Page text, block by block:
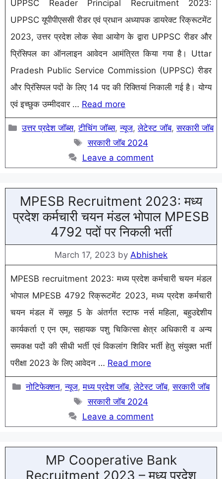
UPPSC Reader Principal Recruitment 2023:
UPPSC यूपीपीएससी रीडर एवं प्रधान अध्यापक डायरेक्ट रिक्रूटमेंट
2023, उत्तर प्रदेश लोक सेवा आयोग के द्वारा UPPSC रीडर और
प्रिंसिपल का ऑनलाइन आवेदन आमंत्रित किया गया है। Uttar
Pradesh Public Service Commission (UPPSC) रीडर
और प्रिंसिपल पदों के लिए 14 पद की रिक्तियां निकाली गई है। योग्य
एवं इच्छुक उम्मीदवार … Read more
Categories
उत्तर प्रदेश जॉब्स,टीचिंग जॉब्स,न्यूज,लेटेस्ट जॉब,सरकारी जॉब
Tags
सरकारी जॉब 2024
Leave a comment
MPESB Recruitment 2023: मध्य
प्रदेश कर्मचारी चयन मंडल भोपाल MPESB
4792 पदों पर निकली भर्ती
March 17, 2023 by Abhishek
MPESB recruitment 2023: मध्य प्रदेश कर्मचारी चयन मंडल
भोपाल MPESB 4792 रिक्रूटमेंट 2023, मध्य प्रदेश कर्मचारी
चयन मंडल में समूह 5 के अंतर्गत स्टाफ नर्स महिला, बहुउद्देशीय
कार्यकर्ता ए एन एम, सहायक पशु चिकित्सा क्षेत्र अधिकारी व अन्य
समकक्ष पदों की सीधी भर्ती एवं विकलांग शिविर भर्ती हेतु संयुक्त भर्ती
परीक्षा 2023 के लिए आवेदन … Read more
Categories
नोटिफेक्शन,न्यूज,मध्य प्रदेश जॉब,लेटेस्ट जॉब,सरकारी जॉब
Tags
सरकारी जॉब 2024
Leave a comment
MP Cooperative Bank
Recruitment 2023 – मध्य प्रदेश